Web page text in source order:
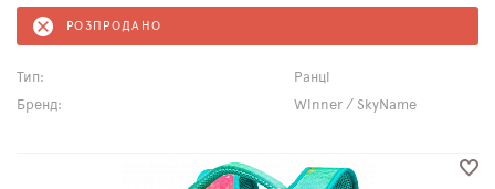
РОЗПРОДАНО
Тип:
Ранці
Бренд:
Winner / SkyName